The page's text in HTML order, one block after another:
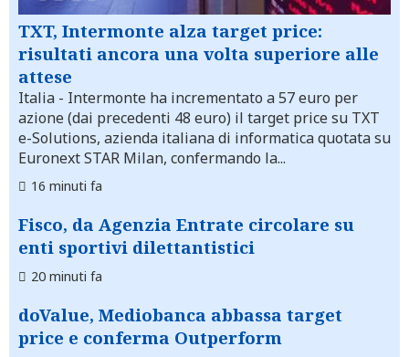
TXT, Intermonte alza target price:
risultati ancora una volta superiore alle
attese
Italia - Intermonte ha incrementato a 57 euro per
azione (dai precedenti 48 euro) il target price su TXT
e-Solutions, azienda italiana di informatica quotata su
Euronext STAR Milan, confermando la...
16 minuti fa
Fisco, da Agenzia Entrate circolare su
enti sportivi dilettantistici
20 minuti fa
doValue, Mediobanca abbassa target
price e conferma Outperform